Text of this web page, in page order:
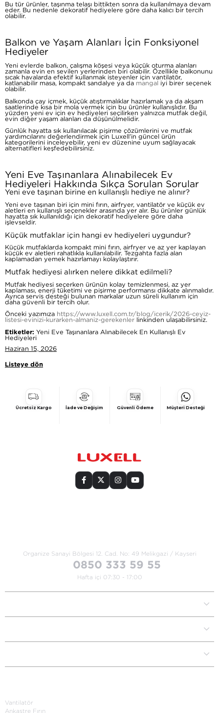
Bu tür ürünler, taşınma telaşı bittikten sonra da kullanılmaya devam
eder. Bu nedenle dekoratif hediyelere göre daha kalıcı bir tercih
olabilir.
Balkon ve Yaşam Alanları İçin Fonksiyonel
Hediyeler
Yeni evlerde balkon, çalışma köşesi veya küçük oturma alanları
zamanla evin en sevilen yerlerinden biri olabilir. Özellikle balkonunu
sıcak havalarda efektif kullanmak isteyenler için vantilatör,
katlanabilir masa, kompakt sandalye ya da mangal
iyi birer seçenek
olabilir.
Balkonda çay içmek, küçük atıştırmalıklar hazırlamak ya da akşam
saatlerinde kısa bir mola vermek için bu ürünler kullanışlıdır. Bu
yüzden yeni ev için ev hediyeleri seçilirken yalnızca mutfak değil,
evin diğer yaşam alanları da düşünülmelidir.
Günlük hayatta sık kullanılacak pişirme çözümlerini ve mutfak
yardımcılarını değerlendirmek için Luxell’in güncel ürün
kategorilerini inceleyebilir, yeni ev düzenine uyum sağlayacak
alternatifleri keşfedebilirsiniz.
Yeni Eve Taşınanlara Alınabilecek Ev
Hediyeleri Hakkında Sıkça Sorulan Sorular
Yeni eve taşınan birine en kullanışlı hediye ne alınır?
Yeni eve taşınan biri için mini fırın, airfryer, vantilatör ve küçük ev
aletleri en kullanışlı seçenekler arasında yer alır. Bu ürünler günlük
hayatta sık kullanıldığı için dekoratif hediyelere göre daha
işlevseldir.
Küçük mutfaklar için hangi ev hediyeleri uygundur?
Küçük mutfaklarda kompakt mini fırın, airfryer ve az yer kaplayan
küçük ev aletleri rahatlıkla kullanılabilir. Tezgahta fazla alan
kaplamadan yemek hazırlamayı kolaylaştırır.
Mutfak hediyesi alırken nelere dikkat edilmeli?
Mutfak hediyesi seçerken ürünün kolay temizlenmesi, az yer
kaplaması, enerji tüketimi ve pişirme performansı dikkate alınmalıdır.
Ayrıca servis desteği bulunan markalar uzun süreli kullanım için
daha güvenli bir tercih olur.
Önceki yazımıza https://www.luxell.com.tr/blog/icerik/2026-ceyiz-
listesi-evinizi-kurarken-almaniz-gerekenler linkinden ulaşabilirsiniz.
Etiketler: Yeni Eve Taşınanlara Alınabilecek En Kullanışlı Ev
Hediyeleri
Haziran 15, 2026
Listeye dön
Ücretsiz Kargo İade ve Değişim Güvenli Ödeme Müşteri Desteği
Organize Sanayi Bölgesi 12. Cad. No: 49 Melikgazi / Kayseri
0850 333 59 55
Hafta içi 07:30 - 17:00
Vantilatör
Ankastre Fırın